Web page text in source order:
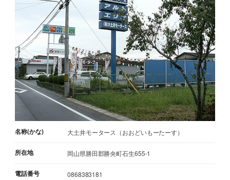
名称(かな) 大土井モータース（おおどいもーたーす）
所在地 岡山県勝田郡勝央町石生655-1
電話番号 0868383181